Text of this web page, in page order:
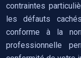
contraintes
les défauts
conforme à la
professionnelle